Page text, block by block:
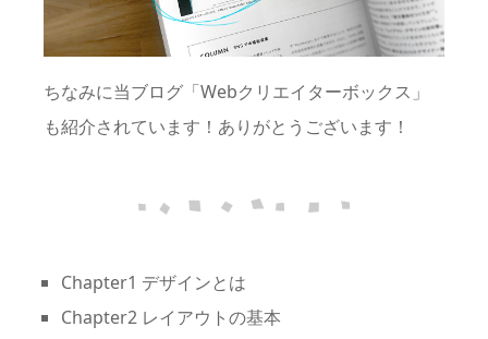
ちなみに当ブログ「Webクリエイターボックス」
も紹介されています！ありがとうございます！
Chapter1 デザインとは
Chapter2 レイアウトの基本